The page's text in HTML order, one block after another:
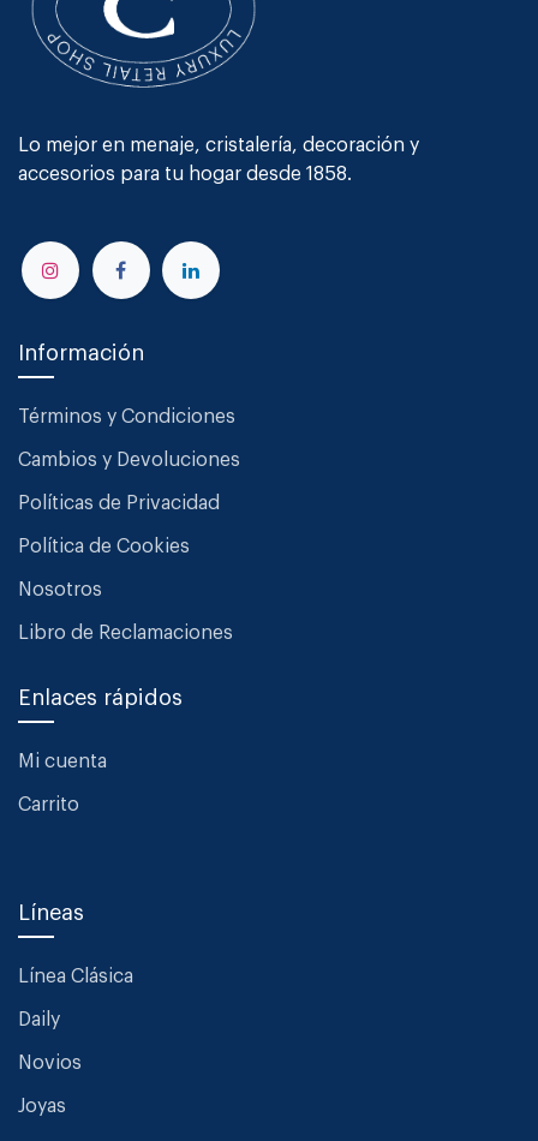
Lo mejor en menaje, cristalería, decoración y
accesorios para tu hogar desde 1858.
Información
Términos y Condiciones
Cambios y Devoluciones
Políticas de Privacidad
Política de Cookies
Nosotros
Libro de Reclamaciones
Enlaces rápidos
Mi cuenta
Carrito
Líneas
Línea Clásica
Daily
Novios
Joyas